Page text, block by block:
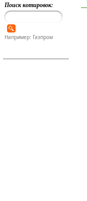
Поиск котировок:
Например: Газпром